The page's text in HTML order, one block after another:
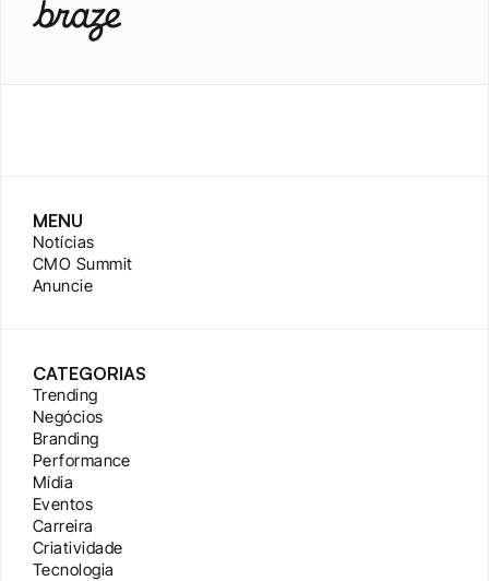
MENU
Notícias
CMO Summit
Anuncie
CATEGORIAS
Trending
Negócios
Branding
Performance
Mídia
Eventos
Carreira
Criatividade
Tecnologia